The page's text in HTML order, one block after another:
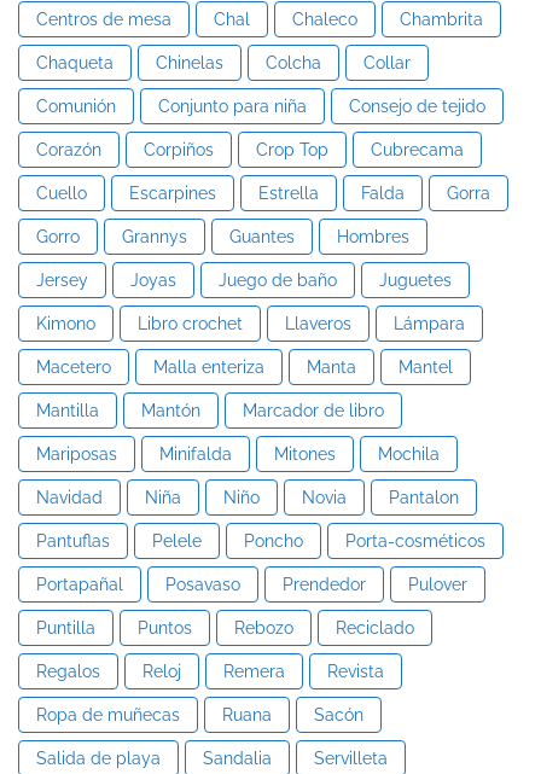
Centros de mesa Chal Chaleco Chambrita
Chaqueta Chinelas Colcha Collar
Comunión Conjunto para niña Consejo de tejido
Corazón Corpiños Crop Top Cubrecama
Cuello Escarpines Estrella Falda Gorra
Gorro Grannys Guantes Hombres
Jersey Joyas Juego de baño Juguetes
Kimono Libro crochet Llaveros Lámpara
Macetero Malla enteriza Manta Mantel
Mantilla Mantón Marcador de libro
Mariposas Minifalda Mitones Mochila
Navidad Niña Niño Novia Pantalon
Pantuflas Pelele Poncho Porta-cosméticos
Portapañal Posavaso Prendedor Pulover
Puntilla Puntos Rebozo Reciclado
Regalos Reloj Remera Revista
Ropa de muñecas Ruana Sacón
Salida de playa Sandalia Servilleta